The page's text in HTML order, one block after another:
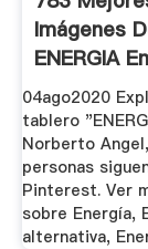
Imágenes
ENERGIA
Energía,
04ago2020
tablero
Norberto
personas
Pinterest. Ver
sobre Energía,
alternativa,